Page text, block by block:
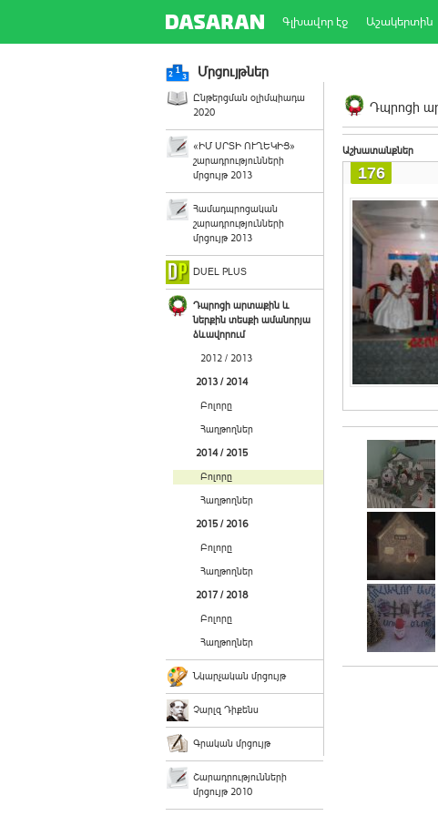
Գլխավոր էջ Աշակերտին
Մրցույթներ
Ընթերցման օլիմպիադա
2020
«ԻՄ ՍՐՏԻ ՈՒՂԵԿԻՑ»
շարադրությունների
մրցույթ 2013
Համադպրոցական
շարադրությունների
մրցույթ 2013
DUEL PLUS
Դպրոցի արտաքին և
ներքին տեսքի ամանորյա
ձևավորում
2012 / 2013
2013 / 2014
Բոլորը
Հաղթողներ
2014 / 2015
Բոլորը
Հաղթողներ
2015 / 2016
Բոլորը
Հաղթողներ
2017 / 2018
Բոլորը
Հաղթողներ
Նկարչական մրցույթ
Չարլզ Դիքենս
Գրական մրցույթ
Շարադրությունների
մրցույթ 2010
Դպրոցի
Աշխատանքներ
176